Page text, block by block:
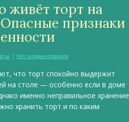
живёт торт на
признаки
| Нет комментариев
что торт спокойно выдержит
на столе — особенно если в доме
именно неправильное хранение
хранить торт и по каким